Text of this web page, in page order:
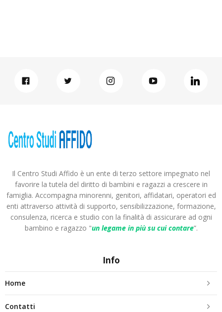
Il Centro Studi Affido è un ente di terzo settore impegnato nel
favorire la tutela del diritto di bambini e ragazzi a crescere in
famiglia. Accompagna minorenni, genitori, affidatari, operatori ed
enti attraverso attività di supporto, sensibilizzazione, formazione,
consulenza, ricerca e studio con la finalità di assicurare ad ogni
bambino e ragazzo "un legame in più su cui contare”.
Info
Home
Contatti